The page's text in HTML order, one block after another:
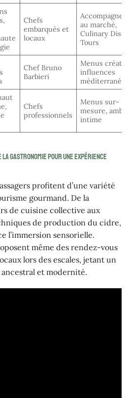
Chefs
embarqués et
locaux
au marché,
Culinary
Tours
Chef Bruno
Barbieri
Menus
influences
Chefs
professionnels
Menus sur-
mesure,
intime
la gastronomie pour une expérience
profitent d’une variété
gourmand. De la
de cuisine collective aux
de production du cidre,
l’immersion sensorielle.
même des rendez-vous
lors des escales, jetant un
et modernité.